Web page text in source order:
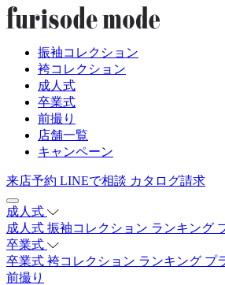
振袖コレクション
袴コレクション
成人式
卒業式
前撮り
店舗一覧
キャンペーン
来店予約 LINEで相談 カタログ請求
成人式
成人式 振袖コレクション ランキング
卒業式
卒業式 袴コレクション ランキング プ
前撮り